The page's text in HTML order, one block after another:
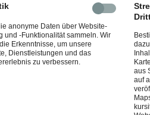
anonyme Daten über Website-
und -Funktionalität sammeln. Wir
Erkenntnisse, um unsere
Dienstleistungen und das
zu verbessern.
aus
auf